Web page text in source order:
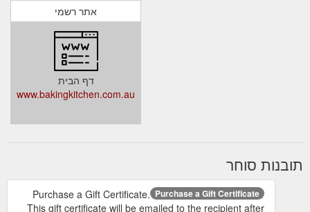
אתר רשמי
דף הבית
www.bakingkitchen.com.au
תובנות סוחר
Purchase a Gift Certificate
Purchase a Gift Certificate.
This gift certificate will be emailed to the recipient after